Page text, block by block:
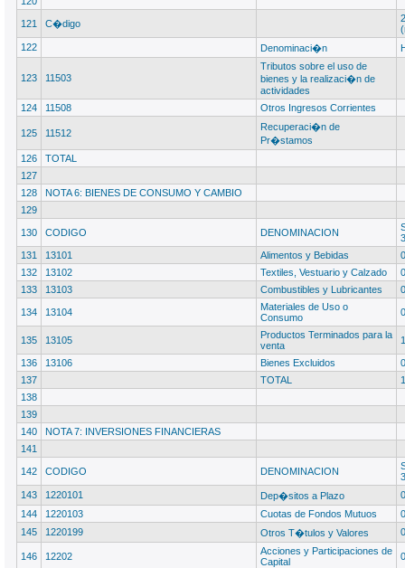
121 C�digo
122
Denominaci�n
123 11503
Tributos sobre el uso de
bienes y la realizaci�n de
actividades
124
11508 Otros Ingresos Corrientes
125 11512
Recuperaci�n de
Pr�stamos
126
TOTAL
127
128
NOTA 6: BIENES DE CONSUMO Y CAMBIO
129
130 CODIGO DENOMINACION
131
13101 Alimentos y Bebidas
0
132
13102 Textiles, Vestuario y Calzado
0
133
13103 Combustibles y Lubricantes 0
134 13104
Materiales de Uso o
Consumo
0
135 13105
Productos Terminados para la
venta
136 13106 Bienes Excluidos
0
137
TOTAL
138
139
140
NOTA 7: INVERSIONES FINANCIERAS
141
142 CODIGO DENOMINACION
143
1220101 Dep�sitos a Plazo
0
144
1220103 Cuotas de Fondos Mutuos
0
145
1220199 Otros T�tulos y Valores 0
146 12202
Acciones y Participaciones de
Capital
0